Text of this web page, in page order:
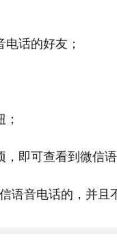
话的好友；
即可查看到微信语
语音电话的，并且